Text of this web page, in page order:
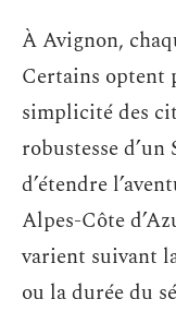
À Avignon,
Certains optent
simplicité des
robustesse
d’étendre
Alpes-Côte
varient suivant
ou la durée du